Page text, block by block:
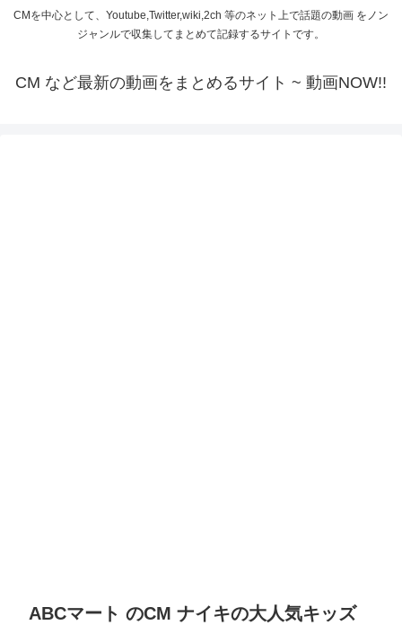
CMを中心として、Youtube,Twitter,wiki,2ch 等のネット上で話題の動画 をノン
ジャンルで収集してまとめて記録するサイトです。
CM など最新の動画をまとめるサイト ~ 動画NOW!!
ABCマート のCM ナイキの大人気キッズ